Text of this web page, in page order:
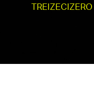
TREIZECIZERO